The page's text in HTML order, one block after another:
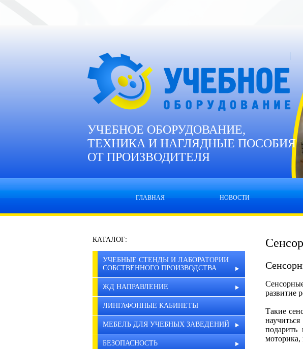
УЧЕБНОЕ ОБОРУДОВАНИЕ,
ТЕХНИКА И НАГЛЯДНЫЕ ПОСОБИЯ
ОТ ПРОИЗВОДИТЕЛЯ
ГЛАВНАЯ НОВОСТИ
КАТАЛОГ:
УЧЕБНЫЕ СТЕНДЫ И ЛАБОРАТОРИИ
СОБСТВЕННОГО ПРОИЗВОДСТВА
ЖД НАПРАВЛЕНИЕ
ЛИНГАФОННЫЕ КАБИНЕТЫ
МЕБЕЛЬ ДЛЯ УЧЕБНЫХ ЗАВЕДЕНИЙ
БЕЗОПАСНОСТЬ
развитие
Такие
моторика,